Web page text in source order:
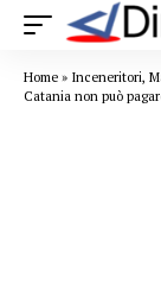
Home » Inceneritori,
Catania non può